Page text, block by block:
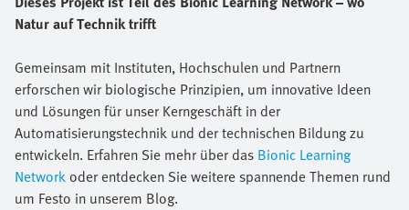
Natur auf Technik trifft
Gemeinsam mit Instituten, Hochschulen und Partnern
erforschen wir biologische Prinzipien, um innovative Ideen
und Lösungen für unser Kerngeschäft in der
Automatisierungstechnik und der technischen Bildung zu
entwickeln. Erfahren Sie mehr über das Bionic Learning
Networkoder entdecken Sie weitere spannende Themen rund
um Festo in unserem Blog.